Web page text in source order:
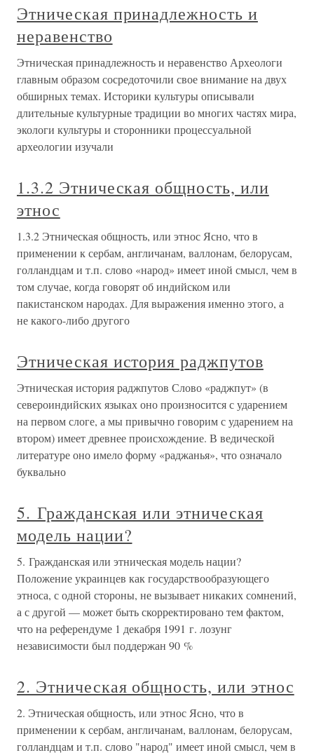
Этническая принадлежность и
неравенство
Этническая принадлежность и неравенство Археологи
главным образом сосредоточили свое внимание на двух
обширных темах. Историки культуры описывали
длительные культурные традиции во многих частях мира,
экологи культуры и сторонники процессуальной
археологии изучали
1.3.2 Этническая общность, или
этнос
1.3.2 Этническая общность, или этнос Ясно, что в
применении к сербам, англичанам, валлонам, белорусам,
голландцам и т.п. слово «народ» имеет иной смысл, чем в
том случае, когда говорят об индийском или
пакистанском народах. Для выражения именно этого, а
не какого-либо другого
Этническая история раджпутов
Этническая история раджпутов Слово «раджпут» (в
североиндийских языках оно произносится с ударением
на первом слоге, а мы привычно говорим с ударением на
втором) имеет древнее происхождение. В ведической
литературе оно имело форму «раджанья», что означало
буквально
5. Гражданская или этническая
модель нации?
5. Гражданская или этническая модель нации?
Положение украинцев как государствообразующего
этноса, с одной стороны, не вызывает никаких сомнений,
а с другой — может быть скорректировано тем фактом,
что на референдуме 1 декабря 1991 г. лозунг
независимости был поддержан 90 %
2. Этническая общность, или этнос
2. Этническая общность, или этнос Ясно, что в
применении к сербам, англичанам, валлонам, белорусам,
голландцам и т.п. слово "народ" имеет иной смысл, чем в